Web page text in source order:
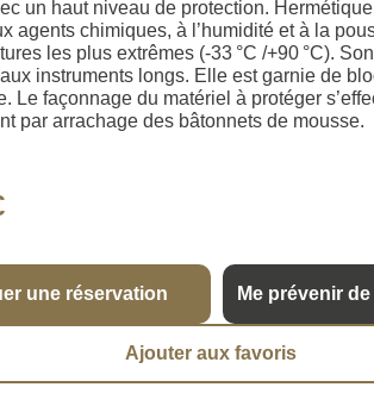
un haut niveau de protection.
agents chimiques, à l’humidité et à la
les plus extrêmes (-33 °C /+90 °C).
instruments longs. Elle est garnie de
Le façonnage du matériel à protéger
par arrachage des bâtonnets de mousse.
une réservation Me prévenir
Ajouter aux favoris